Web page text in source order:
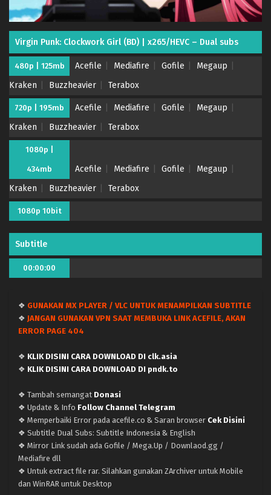
Virgin Punk: Clockwork Girl (BD) | x265/HEVC – Dual subs
480p | 125mb Acefile Mediafire Gofile
Megaup
Kraken
Buzzheavier Terabox
720p | 195mb Acefile Mediafire Gofile
Megaup
Kraken
Buzzheavier Terabox
1080p |
434mb Acefile Mediafire Gofile
Megaup
Kraken
Buzzheavier Terabox
1080p 10bit
Subtitle
00:00:00
❖ GUNAKAN MX PLAYER / VLC UNTUK MENAMPILKAN SUBTITLE
❖ JANGAN GUNAKAN VPN SAAT MEMBUKA LINK ACEFILE, AKAN
ERROR PAGE 404
❖ KLIK DISINI CARA DOWNLOAD DI clk.asia
❖ KLIK DISINI CARA DOWNLOAD DI pndk.to
❖ Tambah semangat Donasi
❖ Update & Info Follow Channel Telegram
❖ Memperbaiki Error pada acefile.co & Saran browser Cek Disini
❖ Subtitle Dual Subs: Subtitle Indonesia & English
❖ Mirror Link sudah ada Gofile / Mega.Up / Downlaod.gg /
Mediafire dll
❖ Untuk extract file rar. Silahkan gunakan ZArchiver untuk Mobile
dan WinRAR untuk Desktop